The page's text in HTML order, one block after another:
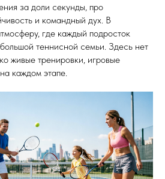
за доли секунды, про
и командный дух. В
где каждый подросток
теннисной семьи. Здесь нет
живые тренировки, игровые
каждом этапе.